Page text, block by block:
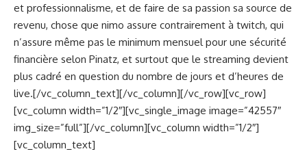
et professionnalisme, et de faire de sa passion sa source de
revenu, chose que nimo assure contrairement à twitch, qui
n’assure même pas le minimum mensuel pour une sécurité
financière selon Pinatz, et surtout que le streaming devient
plus cadré en question du nombre de jours et d’heures de
live.[/vc_column_text][/vc_column][/vc_row][vc_row]
[vc_column width=”1/2″][vc_single_image image=”42557″
img_size=”full”][/vc_column][vc_column width=”1/2″]
[vc_column_text]